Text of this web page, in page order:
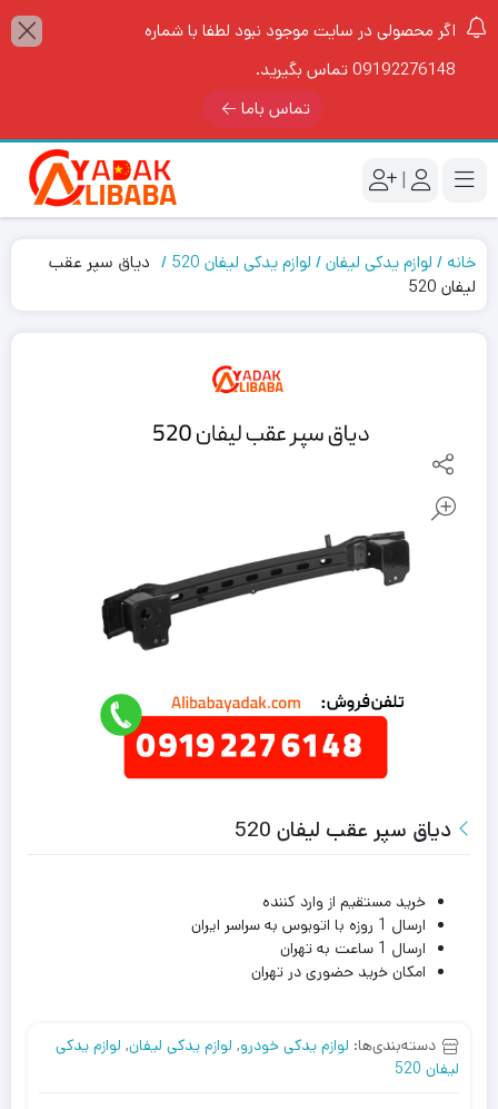
اگر محصولی در سایت موجود نبود لطفا با شماره
09192276148 تماس بگیرید.
تماس باما
|
خانه لوازم یدکی لیفان لوازم یدکی لیفان 520
دیاق سپر عقب
لیفان 520
دیاق سپر عقب لیفان 520
خرید مستقیم از وارد کننده
ارسال 1 روزه با اتوبوس به سراسر ایران
ارسال 1 ساعت به تهران
امکان خرید حضوری در تهران
دسته‌بندی‌ها: لوازم یدکی خودرو, لوازم یدکی لیفان, لوازم یدکی
لیفان 520